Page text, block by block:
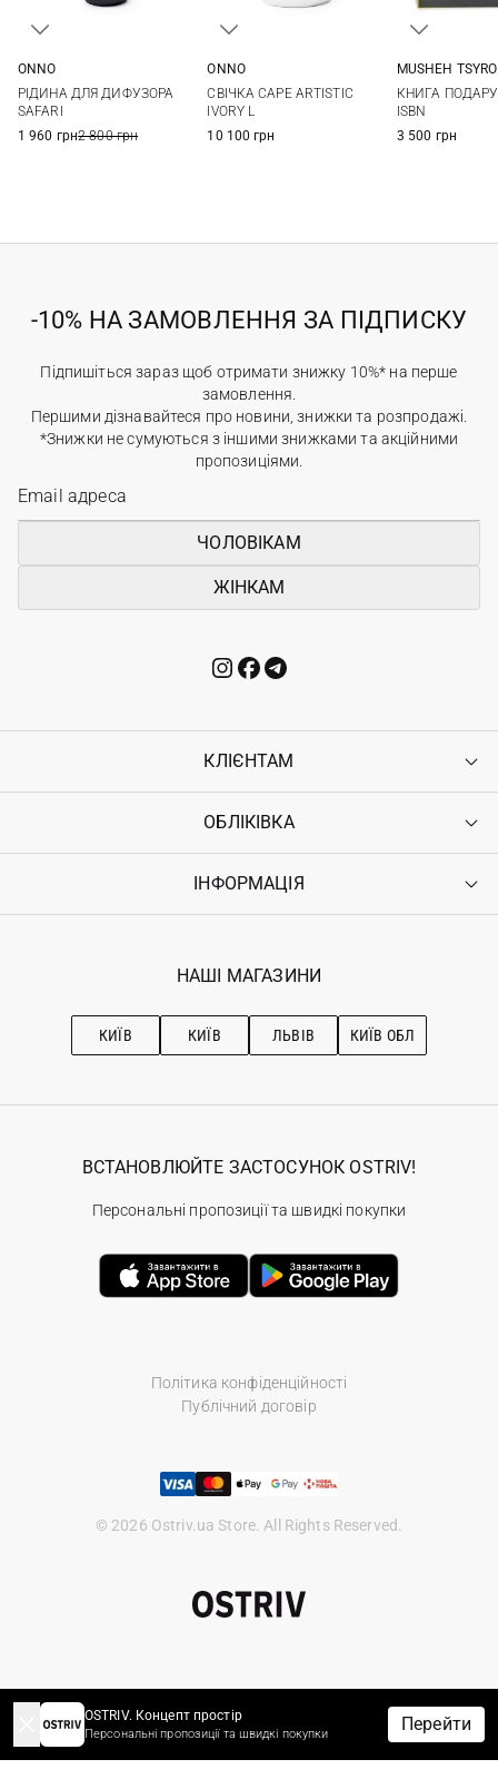
ONNO
РІДИНА ДЛЯ ДИФУЗОРА
SAFARI
1 960 грн2 800 грн
ONNO
СВІЧКА CAPE ARTISTIC
IVORY L
10 100 грн
MUSHEH
КНИГА
ISBN
3 500 грн
-10% НА ЗАМОВЛЕННЯ ЗА ПІДПИСКУ
Підпишіться зараз щоб отримати знижку 10%* на перше
замовлення.
Першими дізнавайтеся про новини, знижки та розпродажі.
*Знижки не сумуються з іншими знижками та акційними
пропозиціями.
ЧОЛОВІКАМ
ЖІНКАМ
КЛІЄНТАМ
Контакти
Повернення
Гарантія
ОБЛІКІВКА
Увійти
Ostriv Club+
ІНФОРМАЦІЯ
Наші магазини
Рекомендації з догляду
НАШІ МАГАЗИНИ
КИЇВ КИЇВ ЛЬВІВ КИЇВ ОБЛ
Політика конфіденційності
Публічний договір
© 2026 Ostriv.ua Store. All Rights Reserved.
ВСТАНОВЛЮЙТЕ ЗАСТОСУНОК OSTRIV!
Персональні пропозиції та швидкі покупки
OSTRIV. Концепт простір
Персональні пропозиції та швидкі покупки Перейти